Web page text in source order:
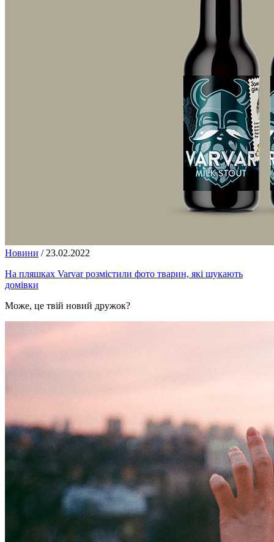
Новини / 23.02.2022
На пляшках Varvar розмістили фото тварин, які шукають
домівки
Може, це твій новий дружок?